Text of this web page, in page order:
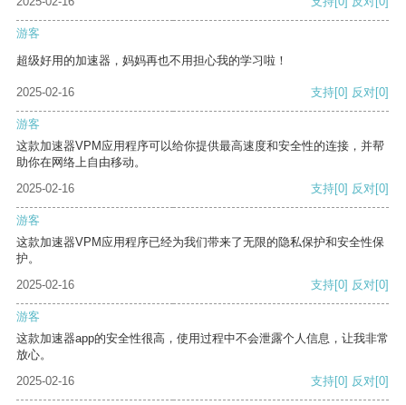
游客
超级好用的加速器，妈妈再也不用担心我的学习啦！
2025-02-16 支持[0] 反对[0]
游客
这款加速器VPM应用程序可以给你提供最高速度和安全性的连接，并帮
助你在网络上自由移动。
2025-02-16
支持[0] 反对[0]
游客
这款加速器VPM应用程序已经为我们带来了无限的隐私保护和安全性保
护。
2025-02-16
支持[0] 反对[0]
游客
这款加速器app的安全性很高，使用过程中不会泄露个人信息，让我非常
放心。
2025-02-16
支持[0] 反对[0]